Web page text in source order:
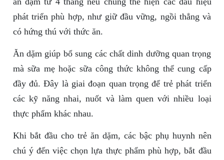
phát triển phù hợp, như giữ đầu vững, ngồi thẳng và
có hứng thú với thức ăn.
Ăn dặm giúp bổ sung các chất dinh dưỡng quan trọng
mà sữa mẹ hoặc sữa công thức không thể cung cấp
đầy đủ. Đây là giai đoạn quan trọng để trẻ phát triển
các kỹ năng nhai, nuốt và làm quen với nhiều loại
thực phẩm khác nhau.
Khi bắt đầu cho trẻ ăn dặm, các bậc phụ huynh nên
chú ý đến việc chọn lựa thực phẩm phù hợp, bắt đầu